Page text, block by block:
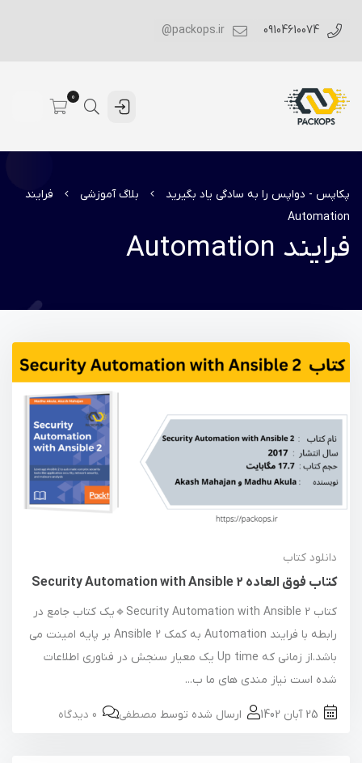
0
پکاپس - دواپس را به سادگی یاد بگیرید بلاگ آموزشی
فرایند
Automation
فرایند Automation
دانلود کتاب
کتاب فوق العاده Security Automation with Ansible 2
کتاب Security Automation with Ansible 2🔹یک کتاب جامع در
رابطه با فرایند Automation به کمک Ansible 2 بر پایه امینت می
باشد.از زمانی که Up time یک معیار سنجش در فناوری اطلاعات
شده است نیاز مندی های ما ب...
ارسال شده توسط مصطفی 0 دیدگاه